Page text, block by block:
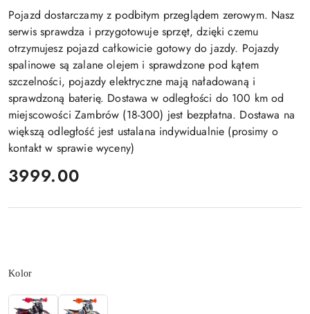
Pojazd dostarczamy z podbitym przeglądem zerowym. Nasz
serwis sprawdza i przygotowuje sprzęt, dzięki czemu
otrzymujesz pojazd całkowicie gotowy do jazdy. Pojazdy
spalinowe są zalane olejem i sprawdzone pod kątem
szczelności, pojazdy elektryczne mają naładowaną i
sprawdzoną baterię. Dostawa w odległości do 100 km od
miejscowości Zambrów (18-300) jest bezpłatna. Dostawa na
większą odległość jest ustalana indywidualnie (prosimy o
kontakt w sprawie wyceny)
cena:
3999.00
Wariant
Kolor